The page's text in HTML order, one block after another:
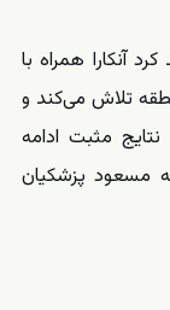
آنکارا همراه با
تلاش می‌کند و
مثبت ادامه
مسعود پزشکیان